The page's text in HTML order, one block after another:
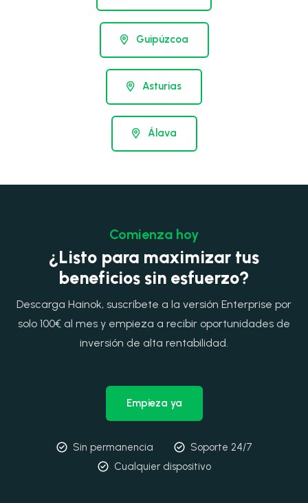
Guipúzcoa
Asturias
Álava
Comienza hoy
¿Listo para maximizar tus
beneficios sin esfuerzo?
Descarga Hainok, suscríbete a la versión Enterprise por
solo 100€ al mes y empieza a recibir oportunidades de
inversión de alta rentabilidad.
Empieza ya
Sin permanencia
Soporte 24/7
Cualquier dispositivo